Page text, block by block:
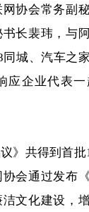
协会常务副
长裴玮，与
同城、汽车之
应企业代表
》共得到首
会通过发布
文化建设，